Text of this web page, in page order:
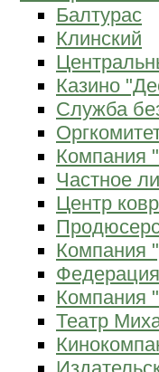
Балтурас
Клинский
Казино
Служба
Компания
Частное
Центр
Компания
Компания
Театр